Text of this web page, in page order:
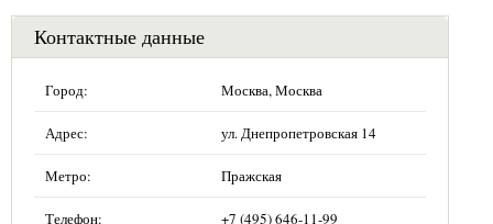
Контактные данные
Город: Москва, Москва
Адрес: ул. Днепропетровская 14
Метро: Пражская
Телефон: +7 (495) 646-11-99